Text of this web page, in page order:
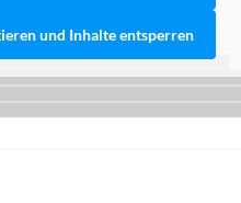
und Inhalte entsperren